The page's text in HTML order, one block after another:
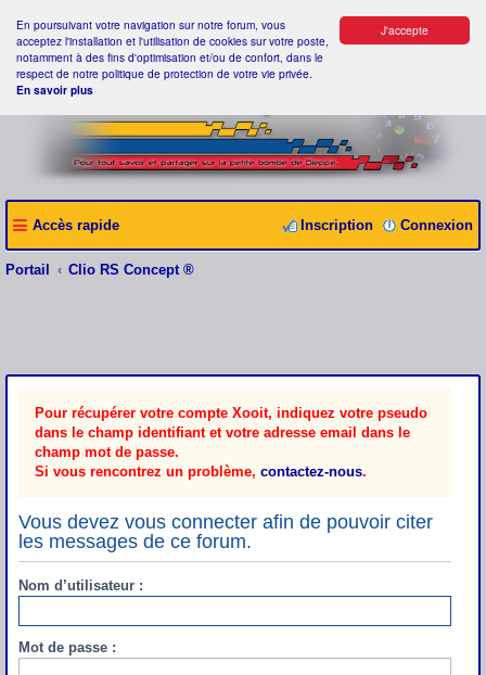
J'accepte
En poursuivant votre navigation sur notre forum, vous
acceptez l'installation et l'utilisation de cookies sur votre poste,
notamment à des fins d'optimisation et/ou de confort, dans le
respect de notre politique de protection de votre vie privée.
En savoir plus
Accès rapide Connexion
Inscription
Portail Clio RS Concept ®
Pour récupérer votre compte Xooit, indiquez votre pseudo
dans le champ identifiant et votre adresse email dans le
champ mot de passe.
Si vous rencontrez un problème, contactez-nous.
Vous devez vous connecter afin de pouvoir citer
les messages de ce forum.
Nom d’utilisateur :
Mot de passe :